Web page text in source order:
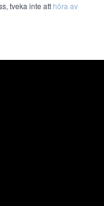
tveka inte att höra av